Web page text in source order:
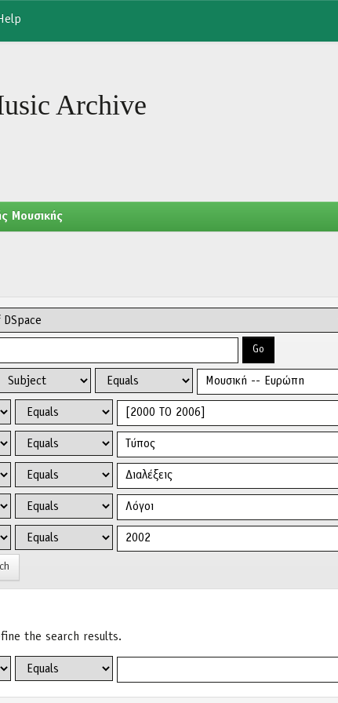
Help
Archive
Μουσικής
the search results.